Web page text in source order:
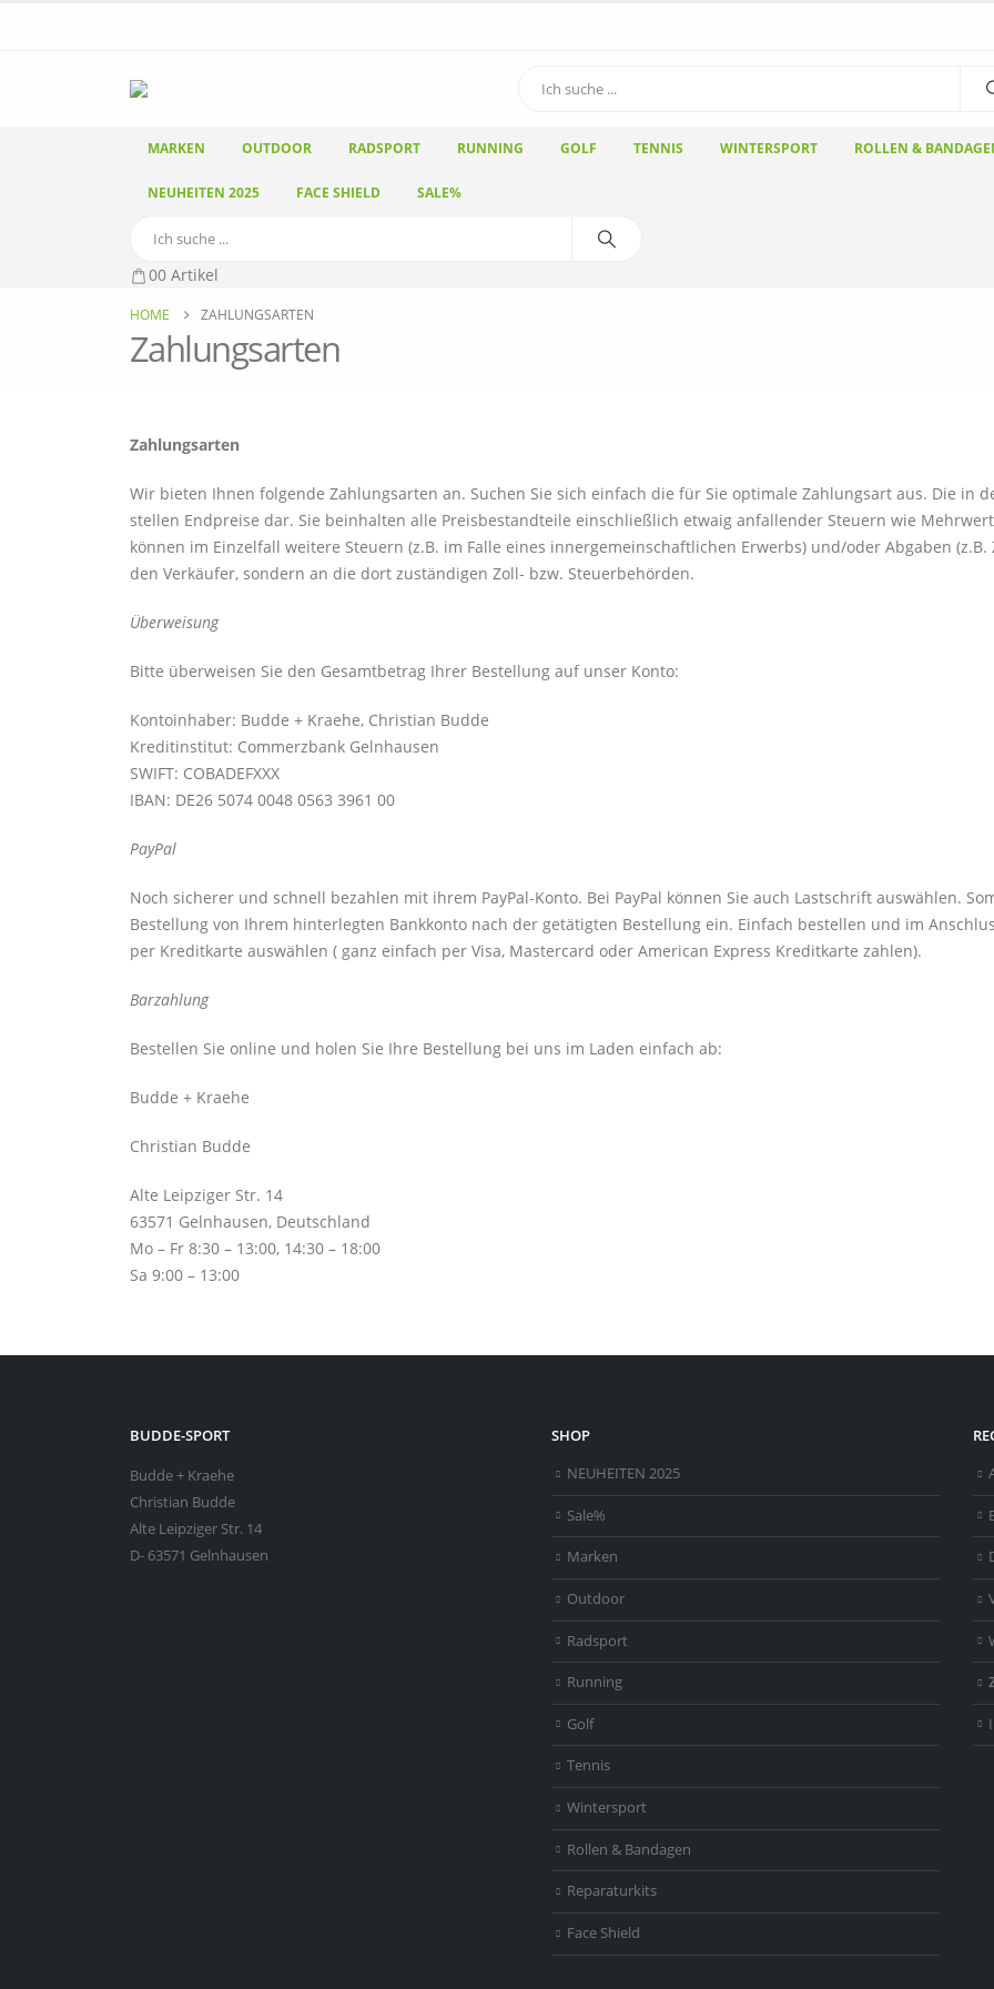
MARKEN OUTDOOR RADSPORT RUNNING GOLF TENNIS WINTERSPORT ROLLEN &
NEUHEITEN 2025 FACE SHIELD SALE%
00 Artikel
HOME ZAHLUNGSARTEN
Zahlungsarten
Zahlungsarten
Wir bieten Ihnen folgende Zahlungsarten an. Suchen Sie sich einfach die für Sie optimale Zahlungsart aus. Die in
stellen Endpreise dar. Sie beinhalten alle Preisbestandteile einschließlich etwaig anfallender Steuern wie
können im Einzelfall weitere Steuern (z.B. im Falle eines innergemeinschaftlichen Erwerbs) und/oder Abgaben
den Verkäufer, sondern an die dort zuständigen Zoll- bzw. Steuerbehörden.
Überweisung
Bitte überweisen Sie den Gesamtbetrag Ihrer Bestellung auf unser Konto:
Kontoinhaber: Budde + Kraehe, Christian Budde
Kreditinstitut: Commerzbank Gelnhausen
SWIFT: COBADEFXXX
IBAN: DE26 5074 0048 0563 3961 00
PayPal
Noch sicherer und schnell bezahlen mit ihrem PayPal-Konto. Bei PayPal können Sie auch Lastschrift auswählen.
Bestellung von Ihrem hinterlegten Bankkonto nach der getätigten Bestellung ein. Einfach bestellen und im
per Kreditkarte auswählen ( ganz einfach per Visa, Mastercard oder American Express Kreditkarte zahlen).
Barzahlung
Bestellen Sie online und holen Sie Ihre Bestellung bei uns im Laden einfach ab:
Budde + Kraehe
Christian Budde
Alte Leipziger Str. 14
63571 Gelnhausen, Deutschland
Mo – Fr 8:30 – 13:00, 14:30 – 18:00
Sa 9:00 – 13:00
BUDDE-SPORT
Budde + Kraehe
Christian Budde
Alte Leipziger Str. 14
D- 63571 Gelnhausen
SHOP
NEUHEITEN 2025
Sale%
Marken
Outdoor
Radsport
Running
Golf
Tennis
Wintersport
Rollen & Bandagen
Reparaturkits
Face Shield